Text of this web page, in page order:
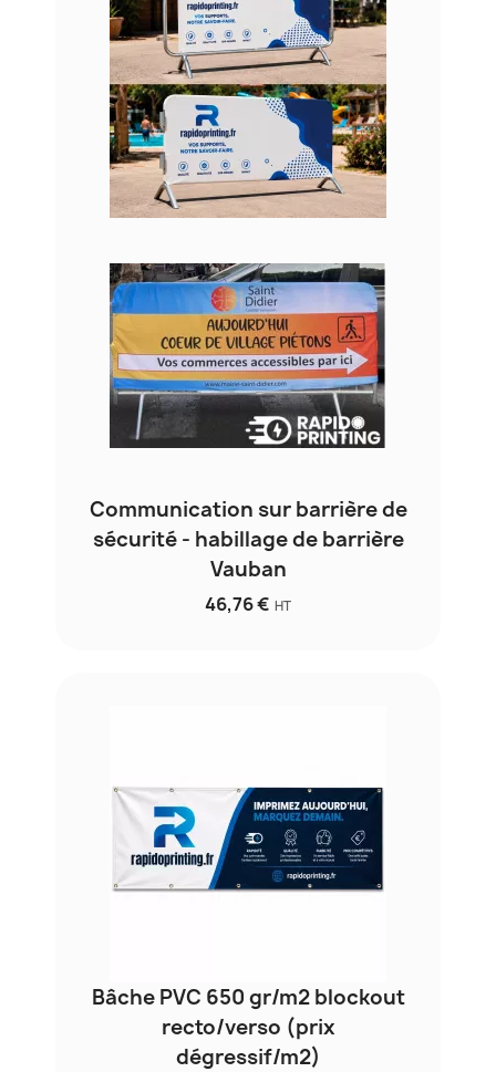
Communication sur barrière de
sécurité - habillage de barrière
Vauban
46,76 € HT
Bâche PVC 650 gr/m2 blockout
recto/verso (prix
dégressif/m2)